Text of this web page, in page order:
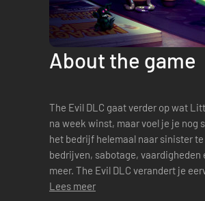
About the game
The Evil DLC gaat verder op wat Little Big Workshop geweldig maakt! Jouw fabriek draait week
na week winst, maar voel je je nog
het bedrijf helemaal naar sinister
bedrijven, sabotage,
meer. The Evil DLC verandert je eervolle
duistere kantStart ...
Lees meer